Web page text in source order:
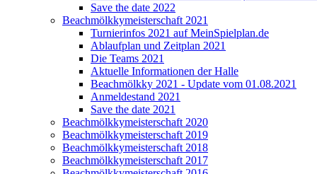
Save the date 2022
Beachmölkkymeisterschaft 2021
Turnierinfos 2021 auf MeinSpielplan.de
Ablaufplan und Zeitplan 2021
Die Teams 2021
Aktuelle Informationen der Halle
Beachmölkky 2021 - Update vom 01.08.2021
Anmeldestand 2021
Save the date 2021
Beachmölkkymeisterschaft 2020
Beachmölkkymeisterschaft 2019
Beachmölkkymeisterschaft 2018
Beachmölkkymeisterschaft 2017